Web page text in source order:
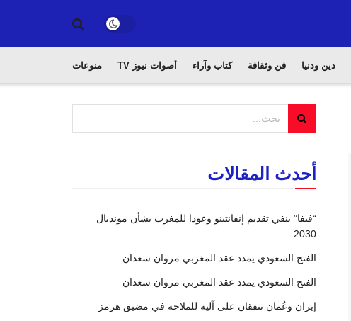
دين ودنيا فن وثقافة كتاب وآراء أصوات نيوز TV منوعات
أحدث المقالات
“فيفا” ينفي تقديم إنفانتينو وعودا للمغرب بشأن مونديال
2030
الفتح السعودي يمدد عقد المغربي مروان سعدان
الفتح السعودي يمدد عقد المغربي مروان سعدان
إيران وعُمان تتفقان على آلية للملاحة في مضيق هرمز